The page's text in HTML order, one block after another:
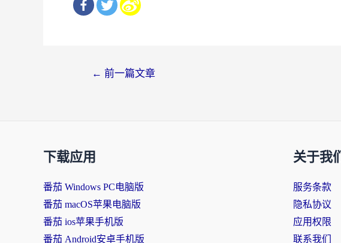
← 前一篇文章
下载应用
番茄 Windows PC电脑版
番茄 macOS苹果电脑版
番茄 ios苹果手机版
番茄 Android安卓手机版
关于我们
服务条款
隐私协议
应用权限
联系我们